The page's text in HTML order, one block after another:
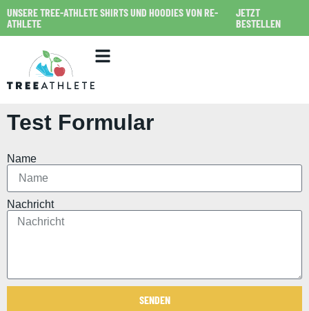
UNSERE TREE-ATHLETE SHIRTS UND HOODIES VON RE-
ATHLETE
JETZT
BESTELLEN
Test Formular
Name
Nachricht
SENDEN